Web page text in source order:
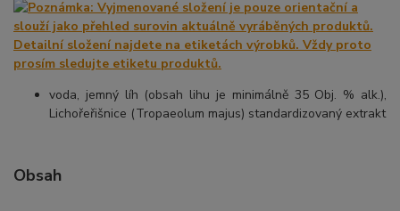
voda, jemný líh (obsah lihu je minimálně 35 Obj. % alk.),
Lichořeřišnice (Tropaeolum majus) standardizovaný extrakt
Obsah